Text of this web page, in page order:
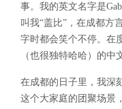
事。我的英文名字是
叫我“盖比”，在成都方
字时都会笑个不停。在
（也很独特哈哈）的中
在成都的日子里，我深
这个大家庭的团聚场景